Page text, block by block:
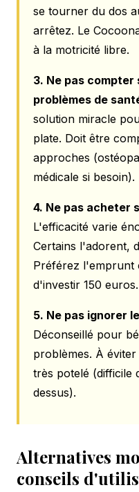
se tourner du dos
arrêtez. Le
à la motricité libre.
3. Ne pas
problèmes de
solution miracle
plate. Doit être
approches
médicale si besoin).
4. Ne pas acheter
L'efficacité varie
Certains l'adorent,
Préférez l'emprunt
d'investir 150 euros.
5. Ne pas ignorer
Déconseillé pour
problèmes. À
très potelé (difficile
dessus).
Alternatives
conseils